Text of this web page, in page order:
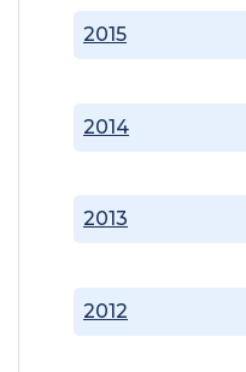
2012
2013
2014
2015